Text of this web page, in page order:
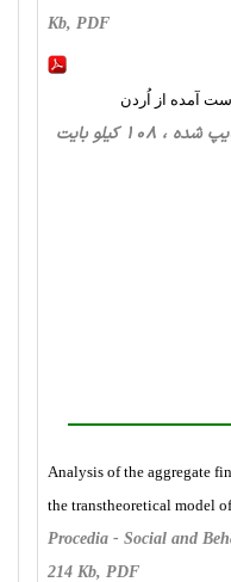
Kb, PDF
، کلیه گرایش ها، 35 صفحه فارسی تایپ شده ، 108 کیلو بایت
Analysis of the aggregate
the transtheoretical model
Procedia - Social and
214 Kb, PDF